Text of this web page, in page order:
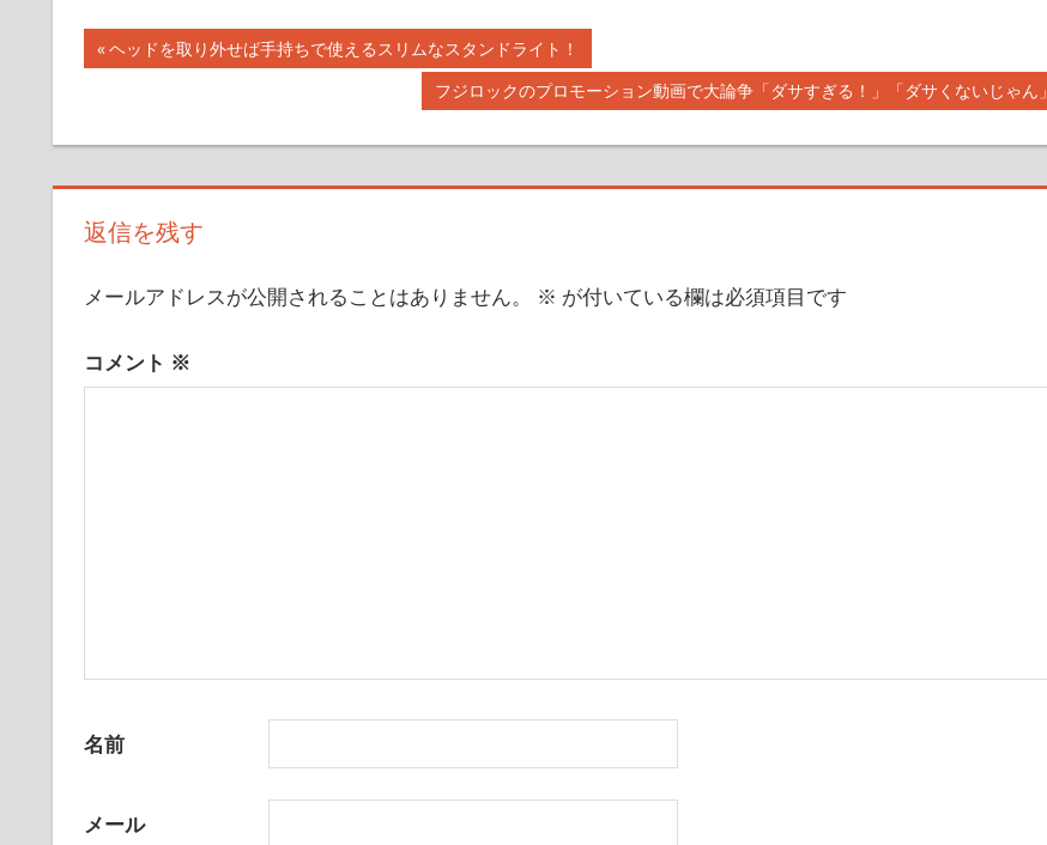
投
ナ
ビ
ゲ
ー
ョ
前
の
ヘッドを取り外せば手持ちで使えるスリムなスタンドライト！
次
の
記
フジロックのプロモーション動画で大論争「ダサすぎる！」「ダサくないじゃん」
返信を残す
メールアドレスが公開されることはありません。 ※ が付いている欄は必須項目です
コメント ※
名前
メール